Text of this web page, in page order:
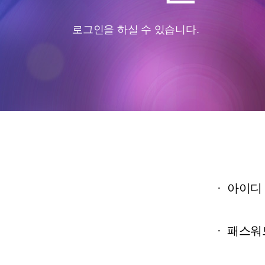
로그인을 하실 수 있습니다.
· 아이디
· 패스워